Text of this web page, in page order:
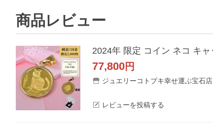
商品レビュー
77,800円
ジュエリーコトブキ幸せ運ぶ宝石店
レビューを投稿する